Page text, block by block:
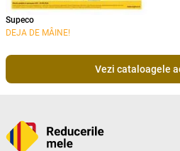
Supeco
DEJA DE MÂINE!
Vezi cataloagele